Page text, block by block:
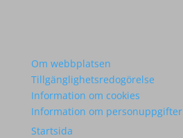
Om webbplatsen
Tillgänglighetsredogörelse
Information om cookies
Information om personuppgifter
Startsida